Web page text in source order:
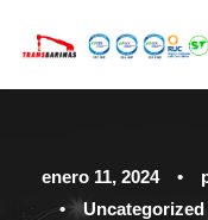
enero 11, 2024 •
•
Uncategorized